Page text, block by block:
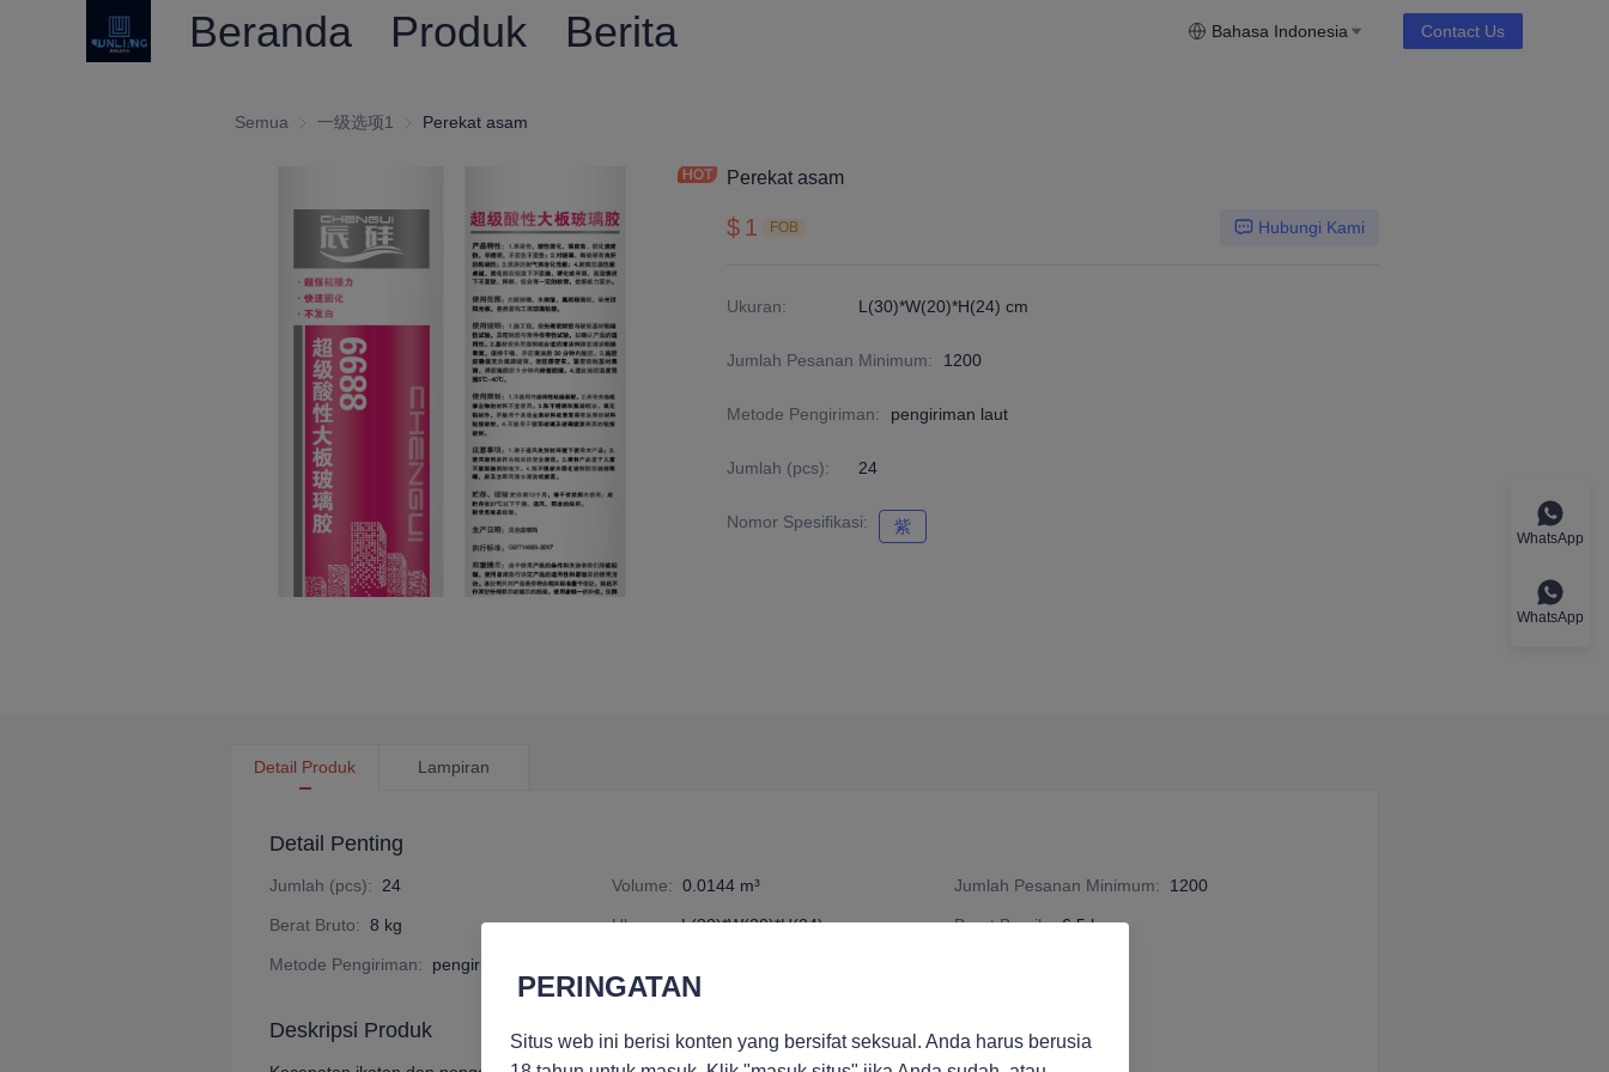
Beranda Produk Berita Bahasa Indonesia Contact Us
Semua 一级选项1 一级选项1
Perekat asam
Perekat asam
$ 1 FOB Hubungi Kami
Ukuran: L(30)*W(20)*H(24) cm
Jumlah Pesanan Minimum: 1200
Metode Pengiriman: pengiriman laut
Jumlah (pcs): 24
Nomor Spesifikasi: 紫
Detail Produk Lampiran
Detail Penting
Jumlah (pcs): 24 Volume: 0.0144 m³ Jumlah Pesanan Minimum: 1200
Berat Bruto: 8 kg Ukuran: L(30)*W(20)*H(24) cm Berat Bersih: 6.5 kg
Metode Pengiriman: pengiriman laut
Deskripsi Produk
WhatsApp
WhatsApp
PERINGATAN
Situs web ini berisi konten yang bersifat seksual. Anda harus berusia